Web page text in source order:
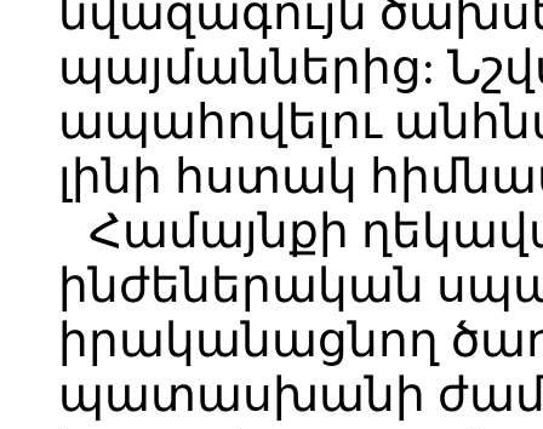
նվազագույն
պայմաններից:
ապահովելու
լինի հստակ
Համայնքի
ինժեներական
իրականացնող
պատասխանի